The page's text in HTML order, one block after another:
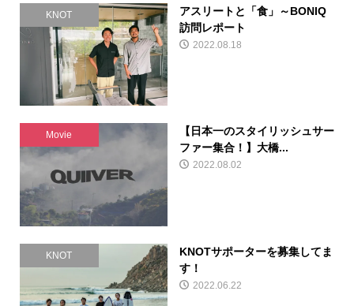
KNOT
アスリートと「食」～BONIQ
訪問レポート
2022.08.18
Movie
【日本一のスタイリッシュサー
ファー集合！】大橋...
2022.08.02
KNOT
KNOTサポーターを募集してま
す！
2022.06.22